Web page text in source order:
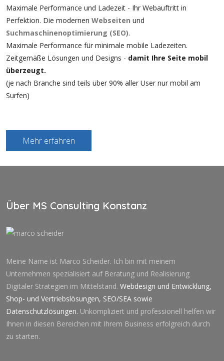
Maximale Performance und Ladezeit - Ihr Webauftritt in
Perfektion. Die modernen Webseiten und
Suchmaschinenoptimierung (SEO).
Maximale Performance für minimale mobile Ladezeiten.
Zeitgemäße Lösungen und Designs - damit Ihre Seite mobil
überzeugt.
(je nach Branche sind teils über 90% aller User nur mobil am
Surfen)
Mehr erfahren
Über MS Consulting Konstanz
Meine Name ist Marco Scheider. Ich bin mit meinem
Unternehmen spezialisiert auf Beratung und Realisierung
Digitaler Strategien im Mittelstand. Webdesign und Entwicklung,
Shop- und Vertriebslösungen, SEO/SEA sowie
Datenschutzlösungen. Unkompliziert und professionell helfen wir
Ihnen in diesen Bereichen mit Ihrem Business erfolgreich durch
zu starten.